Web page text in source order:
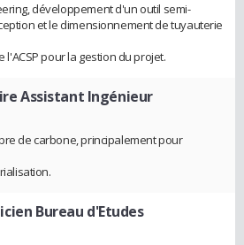
développement d'un outil semi-
et le dimensionnement de tuyauterie
pour la gestion du projet.
Assistant Ingénieur
de carbone, principalement pour
Bureau d'Etudes